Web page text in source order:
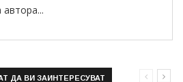
автора...
ДА ВИ ЗАИНТЕРЕСУВАТ